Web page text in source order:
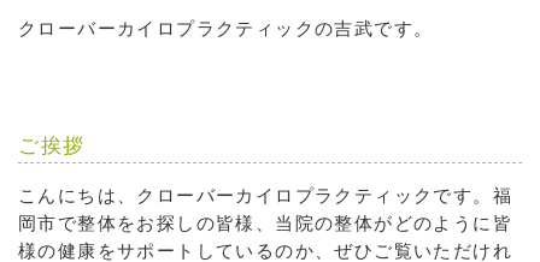
クローバーカイロプラクティックの吉武です。
ご挨拶
こんにちは、クローバーカイロプラクティックです。福
岡市で整体をお探しの皆様、当院の整体がどのように皆
様の健康をサポートしているのか、ぜひご覧いただけれ